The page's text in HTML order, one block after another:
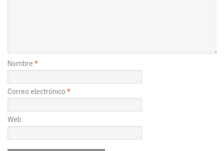
Nombre *
Correo electrónico *
Web